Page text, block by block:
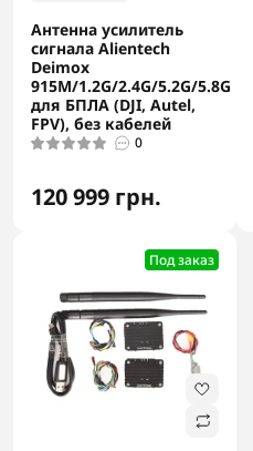
Антенна усилитель
сигнала Alientech
Deimox
915M/1.2G/2.4G/5.2G/5.8G
для БПЛА (DJI, Autel,
FPV), без кабелей
0
120 999 грн.
Под заказ